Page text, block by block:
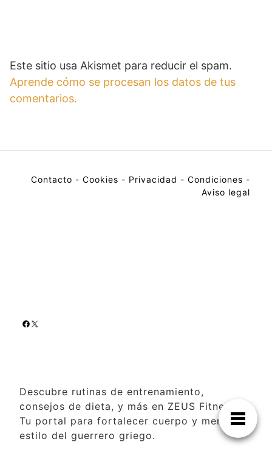
Este sitio usa Akismet para reducir el spam.
Aprende cómo se procesan los datos de tus
comentarios.
Contacto - Cookies - Privacidad - Condiciones -
Aviso legal
Descubre rutinas de entrenamiento,
consejos de dieta, y más en ZEUS Fitness.
Tu portal para fortalecer cuerpo y mente al
estilo del guerrero griego.